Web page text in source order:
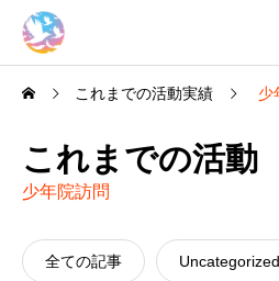
これまでの活動実績 少
これまでの活動
少年院訪問
全ての記事 Uncategorized